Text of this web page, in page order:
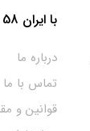
با ایران 58
درباره ما
تماس با ما
قوانین و